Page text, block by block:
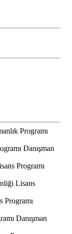
Programı
Danışman
Programı
Lisans
Programı
Danışman